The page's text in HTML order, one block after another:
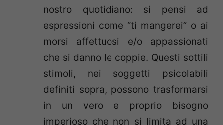
nostro quotidiano: si pensi ad
espressioni come “ti mangerei” o ai
morsi affettuosi e/o appassionati
che si danno le coppie. Questi sottili
stimoli, nei soggetti psicolabili
definiti sopra, possono trasformarsi
in un vero e proprio bisogno
imperioso che non si limita ad una